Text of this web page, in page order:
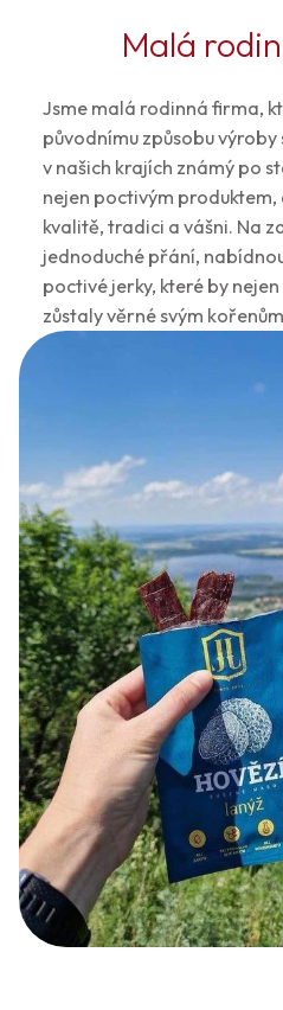
Malá
Jsme malá rodinná firma,
původnímu způsobu výroby
v našich krajích známý po
nejen poctivým
kvalitě, tradici a vášni. Na
jednoduché přání,
poctivé jerky, které by
zůstaly věrné svým kořenům